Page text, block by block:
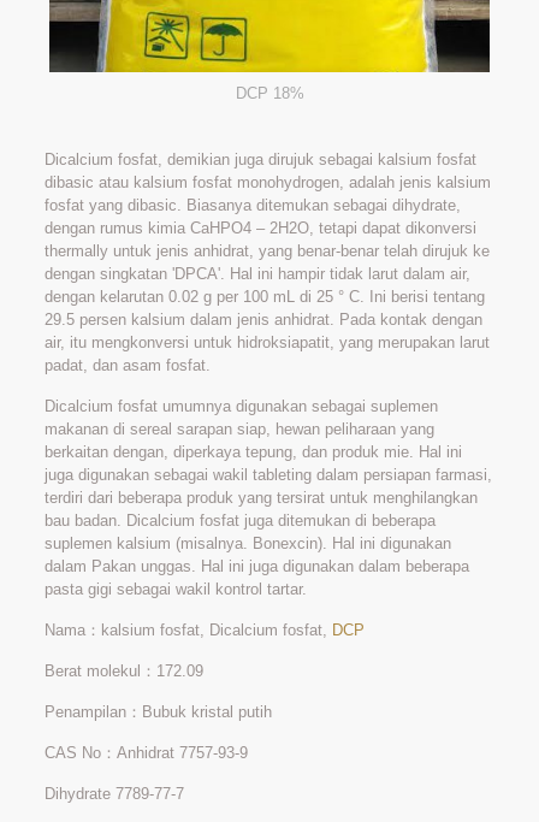
DCP 18%
Dicalcium fosfat, demikian juga dirujuk sebagai kalsium fosfat
dibasic atau kalsium fosfat monohydrogen, adalah jenis kalsium
fosfat yang dibasic. Biasanya ditemukan sebagai dihydrate,
dengan rumus kimia CaHPO4 – 2H2O, tetapi dapat dikonversi
thermally untuk jenis anhidrat, yang benar-benar telah dirujuk ke
dengan singkatan 'DPCA'. Hal ini hampir tidak larut dalam air,
dengan kelarutan 0.02 g per 100 mL di 25 ° C. Ini berisi tentang
29.5 persen kalsium dalam jenis anhidrat. Pada kontak dengan
air, itu mengkonversi untuk hidroksiapatit, yang merupakan larut
padat, dan asam fosfat.
Dicalcium fosfat umumnya digunakan sebagai suplemen
makanan di sereal sarapan siap, hewan peliharaan yang
berkaitan dengan, diperkaya tepung, dan produk mie. Hal ini
juga digunakan sebagai wakil tableting dalam persiapan farmasi,
terdiri dari beberapa produk yang tersirat untuk menghilangkan
bau badan. Dicalcium fosfat juga ditemukan di beberapa
suplemen kalsium (misalnya. Bonexcin). Hal ini digunakan
dalam Pakan unggas. Hal ini juga digunakan dalam beberapa
pasta gigi sebagai wakil kontrol tartar.
Nama：kalsium fosfat, Dicalcium fosfat, DCP
Berat molekul：172.09
Penampilan：Bubuk kristal putih
CAS No：Anhidrat 7757-93-9
Dihydrate 7789-77-7